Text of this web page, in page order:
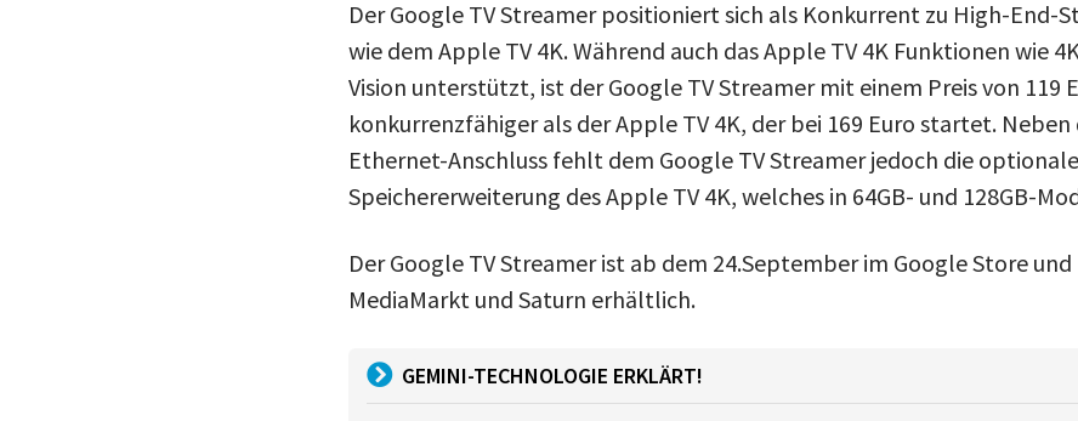
Der Google TV Streamer positioniert sich als Konkurrent zu High-End-
wie dem ‌Apple TV‌ 4K. Während auch das ‌Apple TV‌ 4K Funktionen wie
Vision unterstützt, ist der Google TV Streamer mit einem Preis von 119
konkurrenzfähiger als der Apple TV 4K, der bei 169 Euro startet.
Ethernet-Anschluss fehlt dem Google TV Streamer jedoch die optionale
Speichererweiterung des Apple TV 4K, welches in 64GB- und 128GB-
Der Google TV Streamer ist ab dem 24.September im Google Store
MediaMarkt und Saturn erhältlich.
GEMINI-TECHNOLOGIE ERKLÄRT!